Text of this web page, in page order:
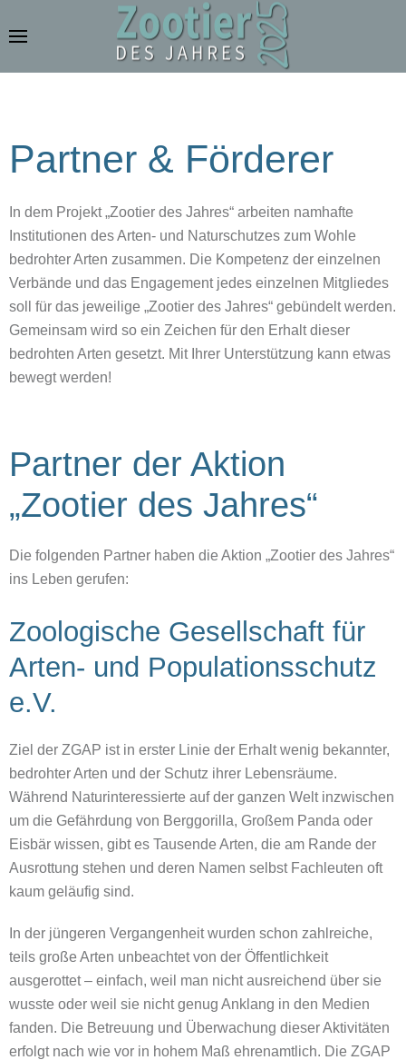
Zum Hauptinhalt springen
Partner & Förderer
In dem Projekt „Zootier des Jahres“ arbeiten namhafte
Institutionen des Arten- und Naturschutzes zum Wohle
bedrohter Arten zusammen. Die Kompetenz der einzelnen
Verbände und das Engagement jedes einzelnen Mitgliedes
soll für das jeweilige „Zootier des Jahres“ gebündelt werden.
Gemeinsam wird so ein Zeichen für den Erhalt dieser
bedrohten Arten gesetzt. Mit Ihrer Unterstützung kann etwas
bewegt werden!
Partner der Aktion
„Zootier des Jahres“
Die folgenden Partner haben die Aktion „Zootier des Jahres“
ins Leben gerufen:
Zoologische Gesellschaft für
Arten- und Populationsschutz
e.V.
Ziel der ZGAP ist in erster Linie der Erhalt wenig bekannter,
bedrohter Arten und der Schutz ihrer Lebensräume.
Während Naturinteressierte auf der ganzen Welt inzwischen
um die Gefährdung von Berggorilla, Großem Panda oder
Eisbär wissen, gibt es Tausende Arten, die am Rande der
Ausrottung stehen und deren Namen selbst Fachleuten oft
kaum geläufig sind.
In der jüngeren Vergangenheit wurden schon zahlreiche,
teils große Arten unbeachtet von der Öffentlichkeit
ausgerottet – einfach, weil man nicht ausreichend über sie
wusste oder weil sie nicht genug Anklang in den Medien
fanden. Die Betreuung und Überwachung dieser Aktivitäten
erfolgt nach wie vor in hohem Maß ehrenamtlich. Die ZGAP